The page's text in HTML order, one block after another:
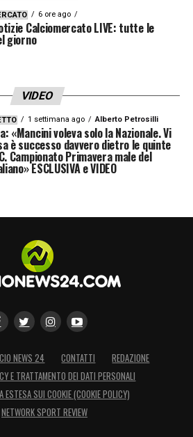
6 ore ago
Calciomercato LIVE: tutte le
giorno
VIDEO
1 settimana ago Alberto Petrosilli
«Mancini voleva solo la Nazionale. Vi
è successo davvero dietro le quinte
Campionato Primavera male del
ESCLUSIVA e VIDEO
NEWS 24 CONTATTI
REDAZIONE
E TRATTAMENTO DEI DATI PERSONALI
ESTESA SUI COOKIE (COOKIE POLICY)
NETWORK SPORT REVIEW